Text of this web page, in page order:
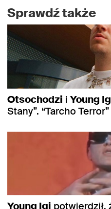
Sprawdź także
Otsochodzi i Young
Stany”. “Tarcho
Young Igi potwierdził,